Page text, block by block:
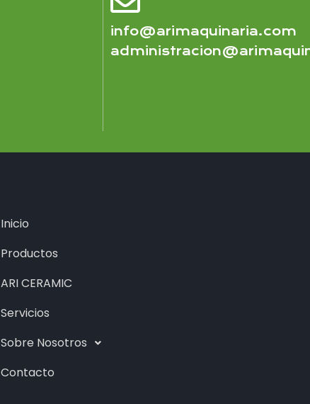
info@arimaquinaria.com
Inicio
Productos
ARI CERAMIC
Servicios
Sobre Nosotros
Contacto